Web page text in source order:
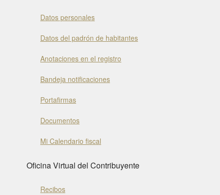
Datos personales
Datos del padrón de habitantes
Anotaciones en el registro
Bandeja notificaciones
Portafirmas
Documentos
Mi Calendario fiscal
Oficina Virtual del Contribuyente
Recibos